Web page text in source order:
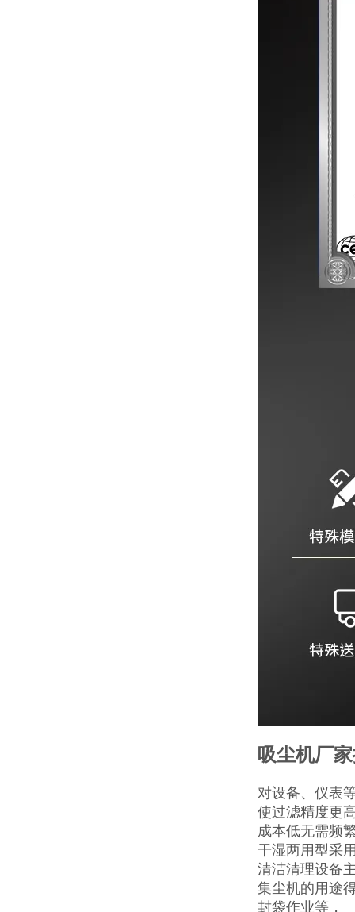
吸尘机厂
对设备、仪表
使过滤精度更
成本低无需频
干湿两用型采
清洁清理设备
集尘机的用途
封袋作业等，